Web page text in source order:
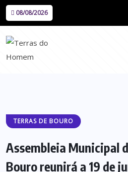
08/08/2026
TERRAS DE BOURO
Assembleia Municipal
Bouro reunirá a 19 de